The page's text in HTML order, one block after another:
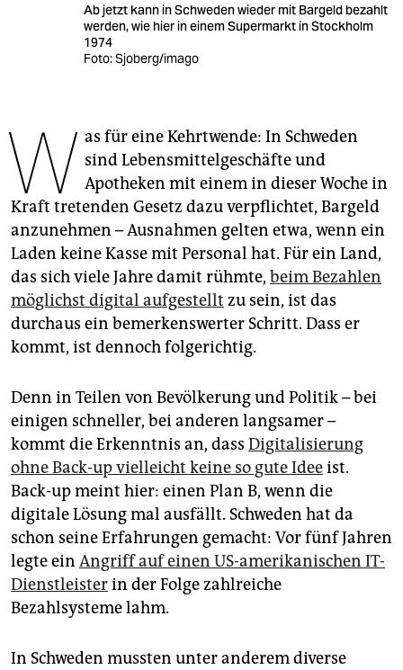
fragen & hilfe
unterstützen
epaper login
Ab jetzt kann in Schweden wieder mit Bargeld bezahlt
werden, wie hier in einem Supermarkt in Stockholm
1974
Foto: Sjoberg/imago
W as für eine Kehrtwende: In Schweden
sind Lebensmittelgeschäfte und
Apotheken mit einem in dieser Woche in
Kraft tretenden Gesetz dazu verpflichtet, Bargeld
anzunehmen – Ausnahmen gelten etwa, wenn ein
Laden keine Kasse mit Personal hat. Für ein Land,
das sich viele Jahre damit rühmte, beim Bezahlen
möglichst digital aufgestellt zu sein, ist das
durchaus ein bemerkenswerter Schritt. Dass er
kommt, ist dennoch folgerichtig.
Denn in Teilen von Bevölkerung und Politik – bei
einigen schneller, bei anderen langsamer –
kommt die Erkenntnis an, dass Digitalisierung
ohne Back-up vielleicht keine so gute Ideeist.
Back-up meint hier: einen Plan B, wenn die
digitale Lösung mal ausfällt. Schweden hat da
schon seine Erfahrungen gemacht: Vor fünf Jahren
legte ein Angriff auf einen US-amerikanischen IT-
Dienstleisterin der Folge zahlreiche
Bezahlsysteme lahm.
In Schweden mussten unter anderem diverse